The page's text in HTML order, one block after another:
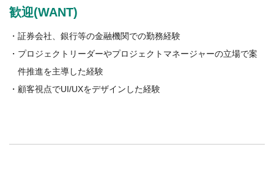
歓迎(WANT)
・証券会社、銀行等の金融機関での勤務経験
・プロジェクトリーダーやプロジェクトマネージャーの立場で案
件推進を主導した経験
・顧客視点でUI/UXをデザインした経験